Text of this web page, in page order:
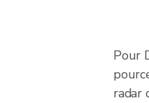
Pour
radar